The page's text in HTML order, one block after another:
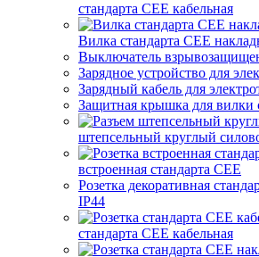
стандарта CEE кабельная
Вилка стандарта CEE
Выключатель
Зарядное устройство для
Зарядный кабель для
Защитная крышка для вилки
штепсельный круглый
встроенная стандарта CEE
Розетка декоративная
IP44
стандарта СЕЕ кабельная